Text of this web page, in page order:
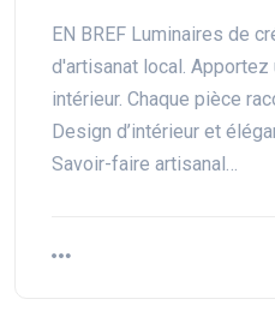
EN BREF Luminaires de
d'artisanat local.
intérieur. Chaque pièce
Design d’intérieur et
Savoir-faire artisanal…